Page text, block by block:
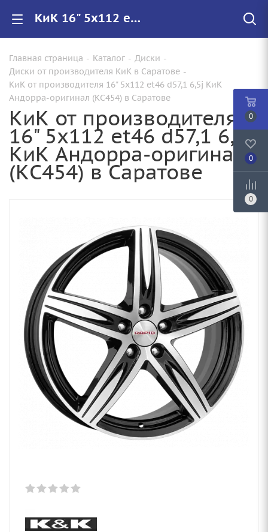
КиК 16" 5x112 et46 d57,1 6,5j КиК Андорра-оригинал (КС454) купить в Саратове, низкие цены на автомобильные диски
Главная страница - Каталог - Диски -
Диски от производителя КиК в Саратове -
КиК от производителя 16" 5x112 et46 d57,1 6,5j КиК
Андорра-оригинал (КС454) в Саратове
КиК от производителя
16" 5x112 et46 d57,1 6,5j
КиК Андорра-оригинал
(КС454) в Саратове
0
0
0